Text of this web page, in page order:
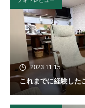
2023.11.15
これまでに経験し